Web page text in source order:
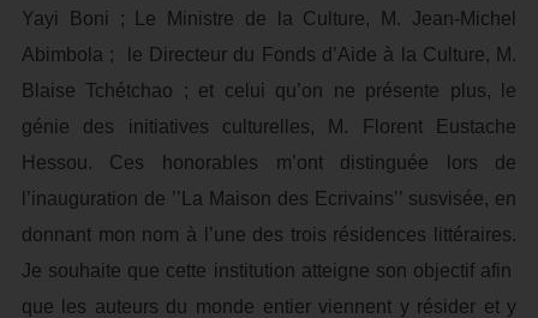
Yayi Boni ; Le Ministre de la Culture, M. Jean-Michel
Abimbola ; le Directeur du Fonds d’Aide à la Culture, M.
Blaise Tchétchao ; et celui qu’on ne présente plus, le
génie des initiatives culturelles, M. Florent Eustache
Hessou. Ces honorables m’ont distinguée lors de
l’inauguration de ’’La Maison des Ecrivains’’ susvisée, en
donnant mon nom à l’une des trois résidences littéraires.
Je souhaite que cette institution atteigne son objectif afin
que les auteurs du monde entier viennent y résider et y